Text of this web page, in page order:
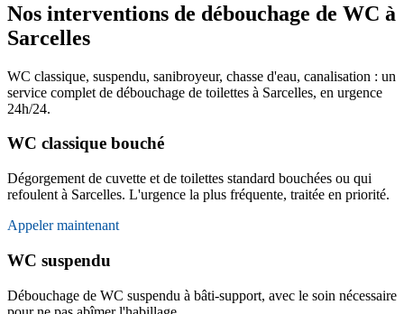
Nos interventions de débouchage de WC à
Sarcelles
WC classique, suspendu, sanibroyeur, chasse d'eau, canalisation : un
service complet de débouchage de toilettes à Sarcelles, en urgence
24h/24.
WC classique bouché
Dégorgement de cuvette et de toilettes standard bouchées ou qui
refoulent à Sarcelles. L'urgence la plus fréquente, traitée en priorité.
Appeler maintenant
WC suspendu
Débouchage de WC suspendu à bâti-support, avec le soin nécessaire